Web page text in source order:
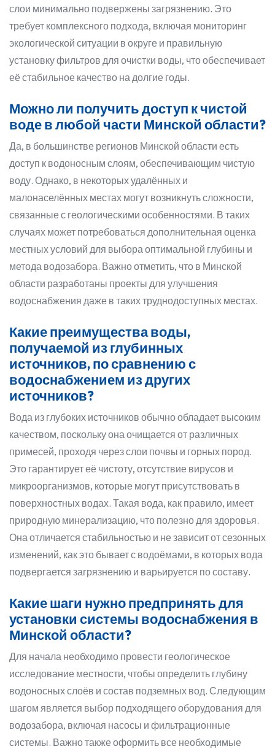
слои минимально подвержены загрязнению. Это
требует комплексного подхода, включая мониторинг
экологической ситуации в округе и правильную
установку фильтров для очистки воды, что обеспечивает
её стабильное качество на долгие годы.
Можно ли получить доступ к чистой
воде в любой части Минской области?
Да, в большинстве регионов Минской области есть
доступ к водоносным слоям, обеспечивающим чистую
воду. Однако, в некоторых удалённых и
малонаселённых местах могут возникнуть сложности,
связанные с геологическими особенностями. В таких
случаях может потребоваться дополнительная оценка
местных условий для выбора оптимальной глубины и
метода водозабора. Важно отметить, что в Минской
области разработаны проекты для улучшения
водоснабжения даже в таких труднодоступных местах.
Какие преимущества воды,
получаемой из глубинных
источников, по сравнению с
водоснабжением из других
источников?
Вода из глубоких источников обычно обладает высоким
качеством, поскольку она очищается от различных
примесей, проходя через слои почвы и горных пород.
Это гарантирует её чистоту, отсутствие вирусов и
микроорганизмов, которые могут присутствовать в
поверхностных водах. Такая вода, как правило, имеет
природную минерализацию, что полезно для здоровья.
Она отличается стабильностью и не зависит от сезонных
изменений, как это бывает с водоёмами, в которых вода
подвергается загрязнению и варьируется по составу.
Какие шаги нужно предпринять для
установки системы водоснабжения в
Минской области?
Для начала необходимо провести геологическое
исследование местности, чтобы определить глубину
водоносных слоёв и состав подземных вод. Следующим
шагом является выбор подходящего оборудования для
водозабора, включая насосы и фильтрационные
системы. Важно также оформить все необходимые